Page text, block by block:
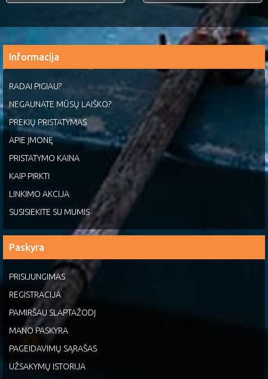
Informacija
RADAI PIGIAU?
NEGAUNATE MŪSŲ LAIŠKO?
PREKIŲ PRISTATYMAS
APIE ĮMONĘ
PRISTATYMO KAINA
KAIP PIRKTI
LINKIMO AKCIJA
SUSISIEKITE SU MUMIS
Paskyra
PRISIJUNGIMAS
REGISTRACIJA
PAMIRŠAU SLAPTAŽODĮ
MANO PASKYRA
PAGEIDAVIMŲ SĄRAŠAS
UŽSAKYMŲ ISTORIJA